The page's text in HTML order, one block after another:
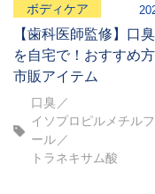
ボディケア
【歯科医師監修】口
を自宅で！おすすめ
市販アイテム
口臭
イソプロピルメチル
ール
トラネキサム酸